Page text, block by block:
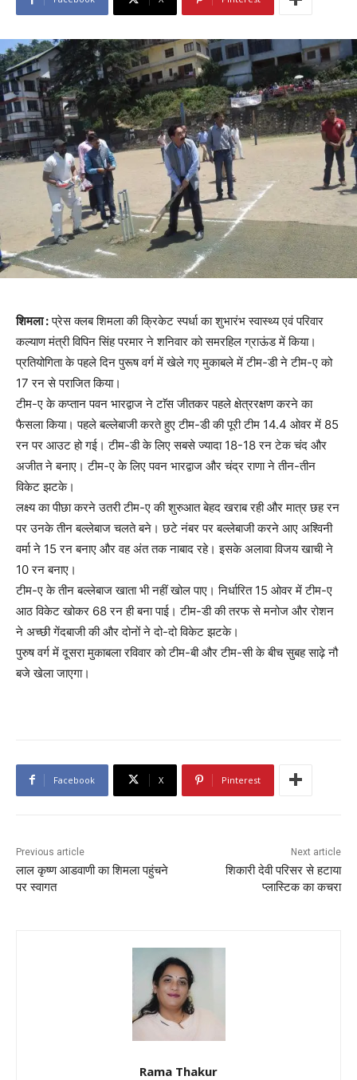
शिमला :प्रेस क्लब शिमला की क्रिकेट स्पर्धा का शुभारंभ स्वास्थ्य एवं परिवार
कल्याण मंत्री विपिन सिंह परमार ने शनिवार को समरहिल ग्राऊंड में किया।
प्रतियोगिता के पहले दिन पुरूष वर्ग में खेले गए मुकाबले में टीम-डी ने टीम-ए को
17 रन से पराजित किया।
टीम-ए के कप्तान पवन भारद्वाज ने टाॅस जीतकर पहले क्षेत्ररक्षण करने का
फैसला किया। पहले बल्लेबाजी करते हुए टीम-डी की पूरी टीम 14.4 ओवर में 85
रन पर आउट हो गई। टीम-डी के लिए सबसे ज्यादा 18-18 रन टेक चंद और
अजीत ने बनाए। टीम-ए के लिए पवन भारद्वाज और चंद्र राणा ने तीन-तीन
विकेट झटके।
लक्ष्य का पीछा करने उतरी टीम-ए की शुरुआत बेहद खराब रही और मात्र छह रन
पर उनके तीन बल्लेबाज चलते बने। छटे नंबर पर बल्लेबाजी करने आए अश्विनी
वर्मा ने 15 रन बनाए और वह अंत तक नाबाद रहे। इसके अलावा विजय खाची ने
10 रन बनाए।
टीम-ए के तीन बल्लेबाज खाता भी नहीं खोल पाए। निर्धारित 15 ओवर में टीम-ए
आठ विकेट खोकर 68 रन ही बना पाई। टीम-डी की तरफ से मनोज और रोशन
ने अच्छी गेंदबाजी की और दोनों ने दो-दो विकेट झटके।
पुरुष वर्ग में दूसरा मुकाबला रविवार को टीम-बी और टीम-सी के बीच सुबह साढ़े नौ
बजे खेला जाएगा।
Facebook X Pinterest
Previous article
लाल कृष्ण आडवाणी का शिमला पहुंचने
पर स्वागत
Next article
शिकारी देवी परिसर से हटाया
प्लास्टिक का कचरा
Rama Thakur